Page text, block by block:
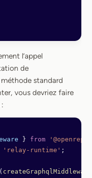
l’appel
de
standard
vous devriez faire
} from
'relay-runtime' ;
( createGraphqlMiddleware